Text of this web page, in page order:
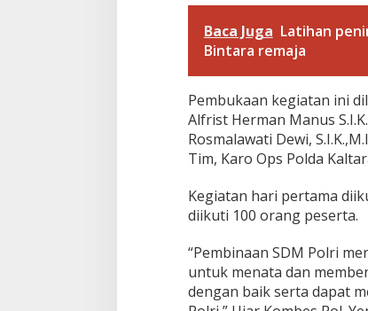
d
a
P
r
o
n
e
l
T
r
l
b
t
O
Baca Juga Latihan
Bintara remaja
Pembukaan kegiatan ini
Alfrist Herman Manus
Rosmalawati Dewi,
Tim, Karo Ops Polda
Kegiatan hari pertama
diikuti 100 orang peserta.
“Pembinaan SDM Polri
untuk menata dan
dengan baik serta dapat